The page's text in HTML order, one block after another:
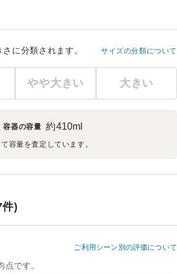
に分類されます。 サイズの分類について
やや大きい 大きい
容器の容量 約410ml
容量を査定しています。
件)
ご利用シーン別の評価について
です。